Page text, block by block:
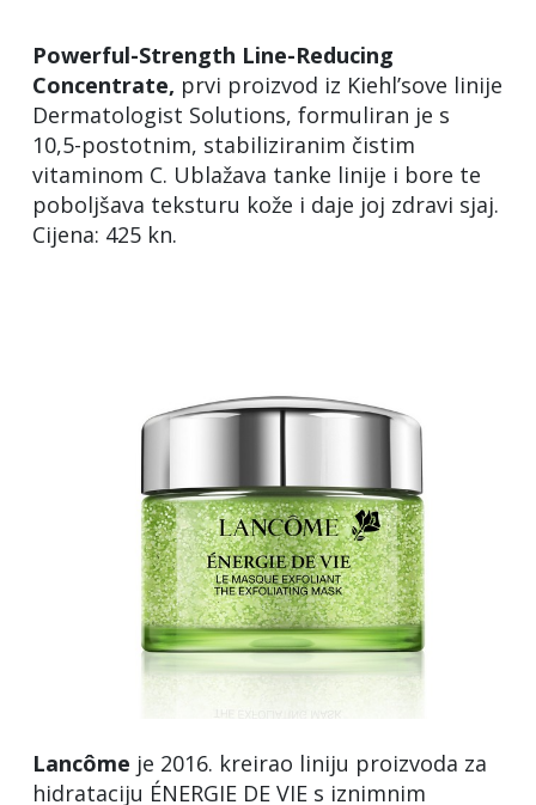
Powerful-Strength Line-Reducing
Concentrate, prvi proizvod iz Kiehl’sove linije
Dermatologist Solutions, formuliran je s
10,5-postotnim, stabiliziranim čistim
vitaminom C. Ublažava tanke linije i bore te
poboljšava teksturu kože i daje joj zdravi sjaj.
Cijena: 425 kn.
Lancôme je 2016. kreirao liniju proizvoda za
hidrataciju ÉNERGIE DE VIE s iznimnim